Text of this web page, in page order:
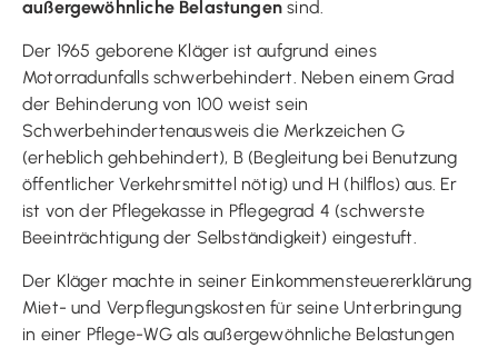
außergewöhnliche Belastungen sind.
Der 1965 geborene Kläger ist aufgrund eines
Motorradunfalls schwerbehindert. Neben einem Grad
der Behinderung von 100 weist sein
Schwerbehindertenausweis die Merkzeichen G
(erheblich gehbehindert), B (Begleitung bei Benutzung
öffentlicher Verkehrsmittel nötig) und H (hilflos) aus. Er
ist von der Pflegekasse in Pflegegrad 4 (schwerste
Beeinträchtigung der Selbständigkeit) eingestuft.
Der Kläger machte in seiner Einkommensteuererklärung
Miet- und Verpflegungskosten für seine Unterbringung
in einer Pflege-WG als außergewöhnliche Belastungen